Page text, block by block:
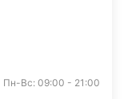
Пн-Вс: 09:00 - 21:00